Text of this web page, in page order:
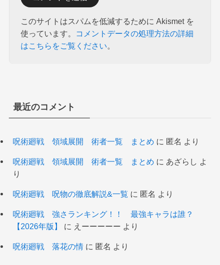
このサイトはスパムを低減するために Akismet を
使っています。
コメントデータの処理方法の詳細
はこちらをご覧ください。
最近のコメント
呪術廻戦 領域展開 術者一覧 まとめ に 匿名 より
呪術廻戦 領域展開 術者一覧 まとめ に あざらし よ
り
呪術廻戦 呪物の徹底解説&一覧 に 匿名 より
呪術廻戦 強さランキング！！ 最強キャラは誰？
【2026年版】
に えーーーーー より
呪術廻戦 落花の情に 匿名 より